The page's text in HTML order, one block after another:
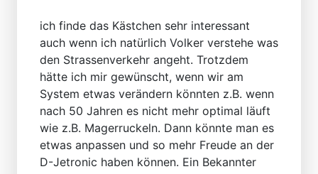
ich finde das Kästchen sehr interessant
auch wenn ich natürlich Volker verstehe was
den Strassenverkehr angeht. Trotzdem
hätte ich mir gewünscht, wenn wir am
System etwas verändern könnten z.B. wenn
nach 50 Jahren es nicht mehr optimal läuft
wie z.B. Magerruckeln. Dann könnte man es
etwas anpassen und so mehr Freude an der
D-Jetronic haben können. Ein Bekannter